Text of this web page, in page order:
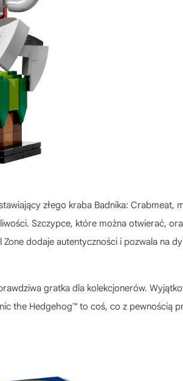
złego kraba Badnika: Crabmeat,
Szczypce, które można otwierać,
dodaje autentyczności i pozwala na
gratka dla kolekcjonerów.
the Hedgehog™ to coś, co z pewnością